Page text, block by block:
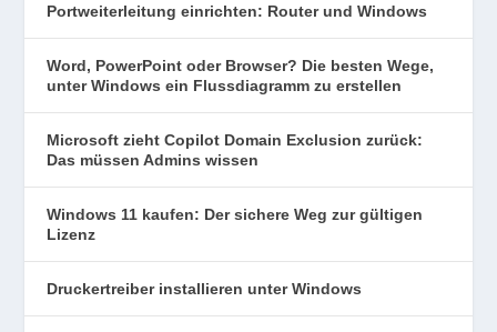
Portweiterleitung einrichten: Router und Windows
Word, PowerPoint oder Browser? Die besten Wege,
unter Windows ein Flussdiagramm zu erstellen
Microsoft zieht Copilot Domain Exclusion zurück:
Das müssen Admins wissen
Windows 11 kaufen: Der sichere Weg zur gültigen
Lizenz
Druckertreiber installieren unter Windows